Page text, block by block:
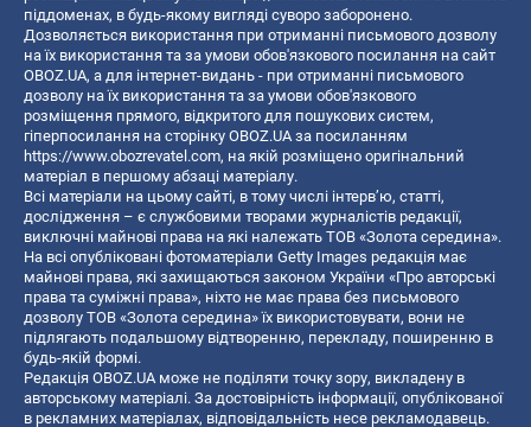
піддоменах, в будь-якому вигляді суворо заборонено.
Дозволяється використання при отриманні письмового дозволу
на їх використання та за умови обов'язкового посилання на сайт
OBOZ.UA, а для інтернет-видань - при отриманні письмового
дозволу на їх використання та за умови обов'язкового
розміщення прямого, відкритого для пошукових систем,
гіперпосилання на сторінку OBOZ.UA за посиланням
https://www.obozrevatel.com, на якій розміщено оригінальний
матеріал в першому абзаці матеріалу.
Всі матеріали на цьому сайті, в тому числі інтерв’ю, статті,
дослідження – є службовими творами журналістів редакції,
виключні майнові права на які належать ТОВ «Золота середина».
На всі опубліковані фотоматеріали Getty Images редакція має
майнові права, які захищаються законом України «Про авторські
права та суміжні права», ніхто не має права без письмового
дозволу ТОВ «Золота середина» їх використовувати, вони не
підлягають подальшому відтворенню, перекладу, поширенню в
будь-якій формі.
Редакція OBOZ.UA може не поділяти точку зору, викладену в
авторському матеріалі. За достовірність інформації, опублікованої
в рекламних матеріалах, відповідальність несе рекламодавець.